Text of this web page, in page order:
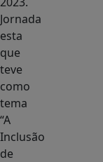
Jornada
esta
que
teve
como
tema
“A
Inclusão
de